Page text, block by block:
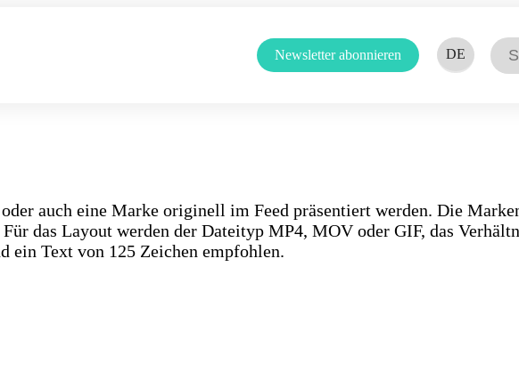
Newsletter abonnieren DE
nach:
auch eine Marke originell im Feed präsentiert werden. Die
das Layout werden der Dateityp MP4, MOV oder GIF, das
ein Text von 125 Zeichen empfohlen.